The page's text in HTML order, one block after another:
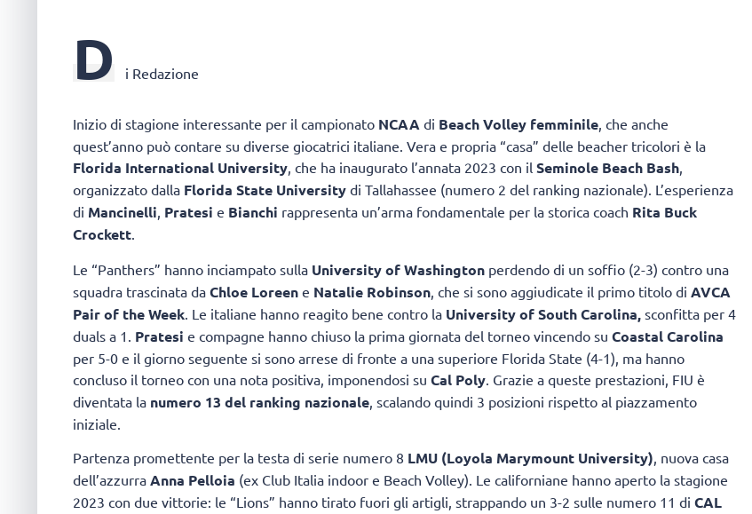
D i Redazione
Inizio di stagione interessante per il campionato NCAA di Beach Volley femminile, che anche
quest’anno può contare su diverse giocatrici italiane. Vera e propria “casa” delle beacher tricolori è la
Florida International University, che ha inaugurato l’annata 2023 con il Seminole Beach Bash,
organizzato dalla Florida State University di Tallahassee (numero 2 del ranking nazionale). L’esperienza
di Mancinelli, Pratesi e Bianchi rappresenta un’arma fondamentale per la storica coach Rita Buck
Crockett.
Le “Panthers” hanno inciampato sulla University of Washington perdendo di un soffio (2-3) contro una
squadra trascinata da Chloe Loreen e Natalie Robinson , che si sono aggiudicate il primo titolo di AVCA
Pair of the Week . Le italiane hanno reagito bene contro la University of South Carolina, sconfitta per 4
duals a 1. Pratesi e compagne hanno chiuso la prima giornata del torneo vincendo su Coastal Carolina
per 5-0 e il giorno seguente si sono arrese di fronte a una superiore Florida State (4-1), ma hanno
concluso il torneo con una nota positiva, imponendosi su Cal Poly . Grazie a queste prestazioni, FIU è
diventata la numero 13 del ranking nazionale , scalando quindi 3 posizioni rispetto al piazzamento
iniziale.
Partenza promettente per la testa di serie numero 8 LMU (Loyola Marymount University), nuova casa
dell’azzurra Anna Pelloia (ex Club Italia indoor e Beach Volley). Le californiane hanno aperto la stagione
2023 con due vittorie: le “Lions” hanno tirato fuori gli artigli, strappando un 3-2 sulle numero 11 di CAL